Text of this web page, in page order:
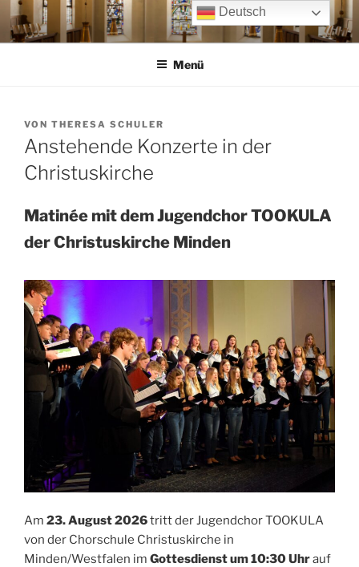
Zum
Inhalt
springen
Menü
VERÖFFENTLICHT
AM
VON THERESA SCHULER
Anstehende Konzerte in der
Christuskirche
Matinée mit dem Jugendchor TOOKULA
der Christuskirche Minden
Am 23. August 2026tritt der Jugendchor TOOKULA
von der Chorschule Christuskirche in
Minden/Westfalen im Gottesdienst um 10:30 Uhrauf
Deutsch